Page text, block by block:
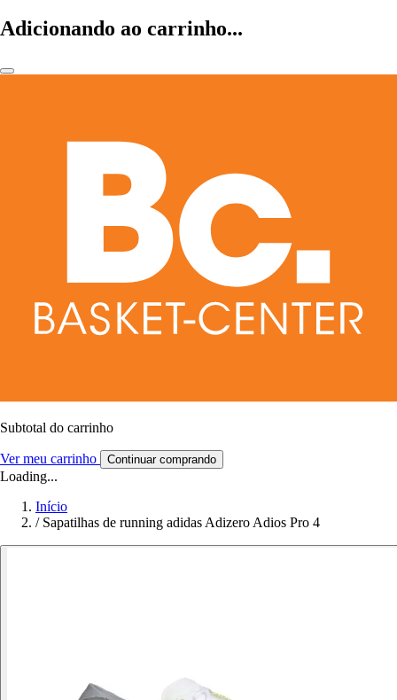
Adicionando ao carrinho...
Subtotal do carrinho
Ver meu carrinho Continuar comprando
Loading...
Início
/ Sapatilhas de running adidas Adizero Adios Pro 4